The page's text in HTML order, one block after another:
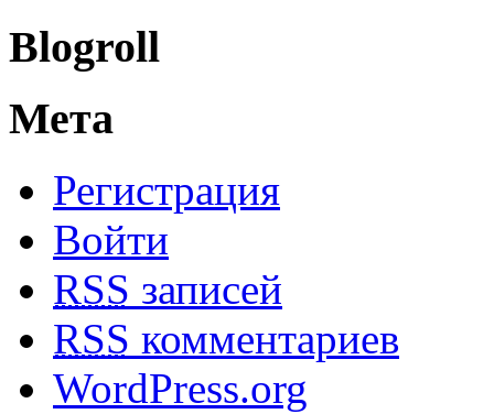
Blogroll
Мета
Регистрация
Войти
RSS записей
RSS комментариев
WordPress.org